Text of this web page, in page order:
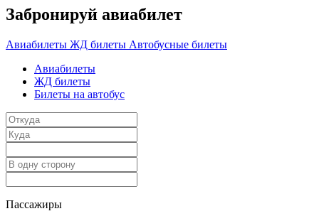
Забронируй авиабилет
Авиабилеты ЖД билеты Автобусные билеты
Авиабилеты
ЖД билеты
Билеты на автобус
Пассажиры